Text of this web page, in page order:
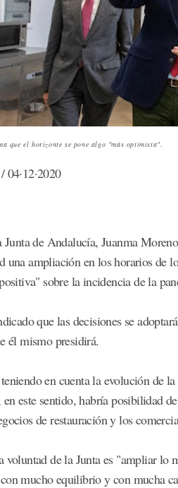
que el horizonte se pone algo "más optimista".
de Andalucía, Juanma
una ampliación en los horarios de
sobre la incidencia de la
que las decisiones se
él mismo presidirá.
en cuenta la evolución de
este sentido, habría posibilidad
de restauración y los
voluntad de la Junta es "ampliar lo
mucho equilibrio y con mucha